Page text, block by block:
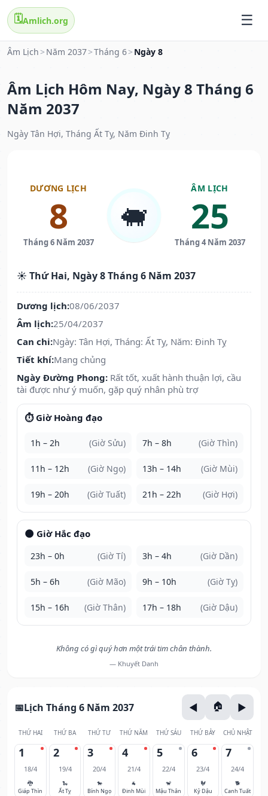
🗓️Amlich.org
Âm Lịch > Năm 2037>Tháng 6> Ngày 8
Âm Lịch Hôm Nay, Ngày 8 Tháng 6
Năm 2037
Ngày Tân Hợi, Tháng Ất Tỵ, Năm Đinh Tỵ
DƯƠNG LỊCH
8
Tháng 6 Năm 2037
🐖
ÂM LỊCH
25
Tháng 4 Năm 2037
☀️ Thứ Hai, Ngày 8 Tháng 6 Năm 2037
Dương lịch:08/06/2037
Âm lịch:25/04/2037
Can chi:Ngày: Tân Hợi, Tháng: Ất Tỵ, Năm: Đinh Tỵ
Tiết khí:Mang chủng
Ngày Đường Phong: Rất tốt, xuất hành thuận lợi, cầu
tài được như ý muốn, gặp quý nhân phù trợ
⏱️ Giờ Hoàng đạo
1h – 2h (Giờ Sửu) 7h – 8h (Giờ Thìn)
11h – 12h (Giờ Ngọ) 13h – 14h (Giờ Mùi)
19h – 20h (Giờ Tuất) 21h – 22h (Giờ Hợi)
🌑 Giờ Hắc đạo
23h – 0h (Giờ Tí) 3h – 4h (Giờ Dần)
5h – 6h (Giờ Mão) 9h – 10h (Giờ Tỵ)
15h – 16h (Giờ Thân) 17h – 18h (Giờ Dậu)
Không có gì quý hơn một trái tim chân thành.
— Khuyết Danh
Lịch Tháng 6 Năm 2037
THỨ HAI THỨ BA THỨ TƯ THỨ NĂM THỨ SÁU THỨ BẢY CHỦ NHẬT
1
18/4
🐉
Giáp Thìn
2
19/4
🐍
Ất Tỵ
3
20/4
🐎
Bính Ngọ
4
21/4
🐐
Đinh Mùi
5
22/4
🐒
Mậu Thân
6
23/4
🐓
Kỷ Dậu
7
24/4
🐕
Canh Tuất